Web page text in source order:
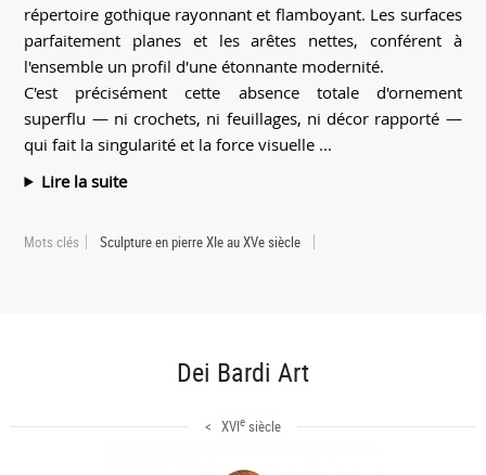
répertoire gothique rayonnant et flamboyant. Les surfaces
parfaitement planes et les arêtes nettes, conférent à
l'ensemble un profil d'une étonnante modernité.
C'est précisément cette absence totale d'ornement
superflu — ni crochets, ni feuillages, ni décor rapporté —
qui fait la singularité et la force visuelle ...
Lire la suite
Mots clés Sculpture en pierre XIe au XVe siècle
Dei Bardi Art
< XVIesiècle